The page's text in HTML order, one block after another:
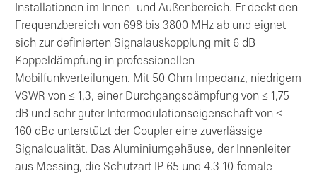
Installationen im Innen- und Außenbereich. Er deckt den
Frequenzbereich von 698 bis 3800 MHz ab und eignet
sich zur definierten Signalauskopplung mit 6 dB
Koppeldämpfung in professionellen
Mobilfunkverteilungen. Mit 50 Ohm Impedanz, niedrigem
VSWR von ≤ 1,3, einer Durchgangsdämpfung von ≤ 1,75
dB und sehr guter Intermodulationseigenschaft von ≤ –
160 dBc unterstützt der Coupler eine zuverlässige
Signalqualität. Das Aluminiumgehäuse, der Innenleiter
aus Messing, die Schutzart IP 65 und 4.3-10-female-